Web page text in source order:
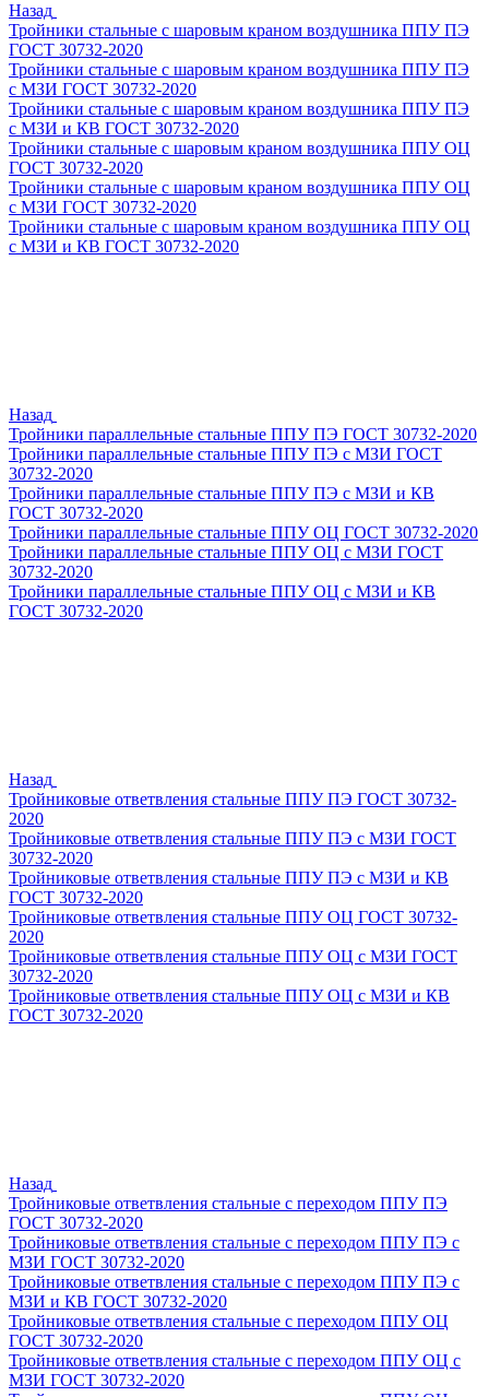
Назад
Тройники стальные с шаровым краном воздушника ППУ ПЭ
ГОСТ 30732-2020
Тройники стальные с шаровым краном воздушника ППУ ПЭ
с МЗИ ГОСТ 30732-2020
Тройники стальные с шаровым краном воздушника ППУ ПЭ
с МЗИ и КВ ГОСТ 30732-2020
Тройники стальные с шаровым краном воздушника ППУ ОЦ
ГОСТ 30732-2020
Тройники стальные с шаровым краном воздушника ППУ ОЦ
с МЗИ ГОСТ 30732-2020
Тройники стальные с шаровым краном воздушника ППУ ОЦ
с МЗИ и КВ ГОСТ 30732-2020
Назад
Тройники параллельные стальные ППУ ПЭ ГОСТ 30732-2020
Тройники параллельные стальные ППУ ПЭ с МЗИ ГОСТ
30732-2020
Тройники параллельные стальные ППУ ПЭ с МЗИ и КВ
ГОСТ 30732-2020
Тройники параллельные стальные ППУ ОЦ ГОСТ 30732-2020
Тройники параллельные стальные ППУ ОЦ с МЗИ ГОСТ
30732-2020
Тройники параллельные стальные ППУ ОЦ с МЗИ и КВ
ГОСТ 30732-2020
Назад
Тройниковые ответвления стальные ППУ ПЭ ГОСТ 30732-
2020
Тройниковые ответвления стальные ППУ ПЭ с МЗИ ГОСТ
30732-2020
Тройниковые ответвления стальные ППУ ПЭ с МЗИ и КВ
ГОСТ 30732-2020
Тройниковые ответвления стальные ППУ ОЦ ГОСТ 30732-
2020
Тройниковые ответвления стальные ППУ ОЦ с МЗИ ГОСТ
30732-2020
Тройниковые ответвления стальные ППУ ОЦ с МЗИ и КВ
ГОСТ 30732-2020
Назад
Тройниковые ответвления стальные с переходом ППУ ПЭ
ГОСТ 30732-2020
Тройниковые ответвления стальные с переходом ППУ ПЭ с
МЗИ ГОСТ 30732-2020
Тройниковые ответвления стальные с переходом ППУ ПЭ с
МЗИ и КВ ГОСТ 30732-2020
Тройниковые ответвления стальные с переходом ППУ ОЦ
ГОСТ 30732-2020
Тройниковые ответвления стальные с переходом ППУ ОЦ с
МЗИ ГОСТ 30732-2020